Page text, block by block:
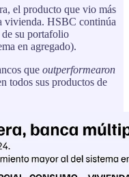
el producto que vio más
vivienda. HSBC continúa
su portafolio
en agregado).
que outperformearon
todos sus productos de